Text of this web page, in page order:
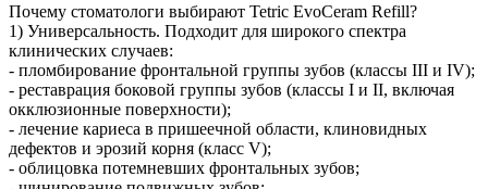
Почему стоматологи выбирают Tetric EvoCeram Refill?
1) Универсальность. Подходит для широкого спектра
клинических случаев:
- пломбирование фронтальной группы зубов (классы III и IV);
- реставрация боковой группы зубов (классы I и II, включая
окклюзионные поверхности);
- лечение кариеса в пришеечной области, клиновидных
дефектов и эрозий корня (класс V);
- облицовка потемневших фронтальных зубов;